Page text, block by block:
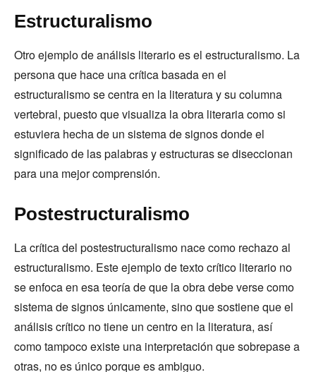
Estructuralismo
Otro ejemplo de análisis literario es el estructuralismo. La
persona que hace una crítica basada en el
estructuralismo se centra en la literatura y su columna
vertebral, puesto que visualiza la obra literaria como si
estuviera hecha de un sistema de signos donde el
significado de las palabras y estructuras se diseccionan
para una mejor comprensión.
Postestructuralismo
La crítica del postestructuralismo nace como rechazo al
estructuralismo. Este ejemplo de texto crítico literario no
se enfoca en esa teoría de que la obra debe verse como
sistema de signos únicamente, sino que sostiene que el
análisis crítico no tiene un centro en la literatura, así
como tampoco existe una interpretación que sobrepase a
otras, no es único porque es ambiguo.